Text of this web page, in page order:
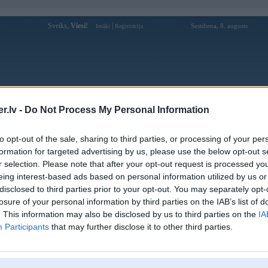
- Do Not Process My Personal Information
opt-out of the sale, sharing to third parties, or processing of your
for targeted advertising by us, please use the below opt-out
selection. Please note that after your opt-out request is processed
interest-based ads based on personal information utilized by us
to third parties prior to your opt-out. You may separately
of your personal information by third parties on the IAB’s list of
This information may also be disclosed by us to third parties on the
Participants that may further disclose it to other third parties.
Sveiks, Viesi! Ienākt Reģistrācija Sestdiena, 8. augusts
Forums Galerijas Reģistrācija Lietotāji
Lietotāja uu88vipzacomm profils
Lietotājvārds: uu88vipzacomm
Nodarbošanās:
UU88 | u888 - trang chủ casino
uu88.com uy tín số #1 châu á
Ziņojumi forumā:
0
Pēdējie ziņojumi forumā